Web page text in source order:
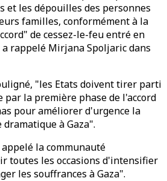
et les dépouilles des personnes
familles, conformément à la
de cessez-le-feu entré en
rappelé Mirjana Spoljaric dans
"les Etats doivent tirer parti
par la première phase de l'accord
pour améliorer d'urgence la
à Gaza".
la communauté
toutes les occasions d'intensifier
les souffrances à Gaza".